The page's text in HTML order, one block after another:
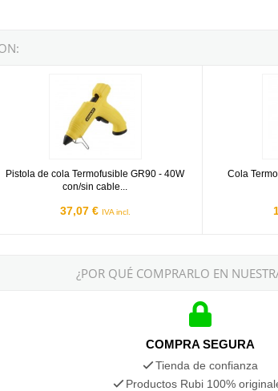
Pistola de cola Termofusible GR90 - 40W
con/sin cable...
37,07 € IVA incl.
Cola
¿POR QUÉ COMPRARLO EN
COMPRA SEGURA
Tienda de confianza
Productos Rubi 100%